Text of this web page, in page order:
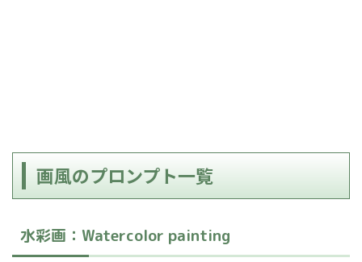
画風のプロンプト一覧
水彩画：Watercolor painting